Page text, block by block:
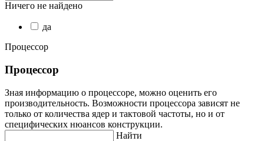
Ничего не найдено
да
Процессор
Процессор
Зная информацию о процессоре, можно оценить его
производительность. Возможности процессора зависят не
только от количества ядер и тактовой частоты, но и от
специфических нюансов конструкции.
Найти